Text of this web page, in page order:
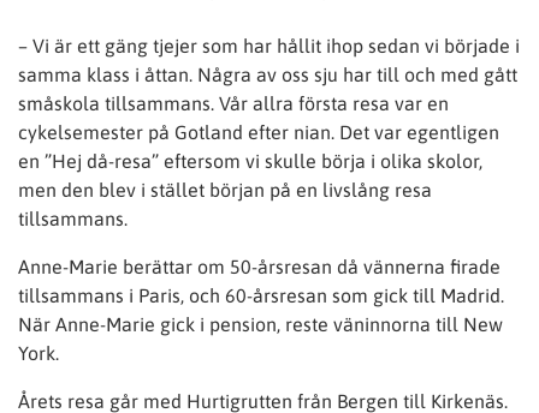
– Vi är ett gäng tjejer som har hållit ihop sedan vi började i
samma klass i åttan. Några av oss sju har till och med gått
småskola tillsammans. Vår allra första resa var en
cykelsemester på Gotland efter nian. Det var egentligen
en ”Hej då-resa” eftersom vi skulle börja i olika skolor,
men den blev i stället början på en livslång resa
tillsammans.
Anne-Marie berättar om 50-årsresan då vännerna firade
tillsammans i Paris, och 60-årsresan som gick till Madrid.
När Anne-Marie gick i pension, reste väninnorna till New
York.
Årets resa går med Hurtigrutten från Bergen till Kirkenäs.